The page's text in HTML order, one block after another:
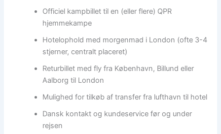
Officiel kampbillet til en (eller flere) QPR
hjemmekampe
Hotelophold med morgenmad i London (ofte 3-4
stjerner, centralt placeret)
Returbillet med fly fra København, Billund eller
Aalborg til London
Mulighed for tilkøb af transfer fra lufthavn til hotel
Dansk kontakt og kundeservice før og under
rejsen